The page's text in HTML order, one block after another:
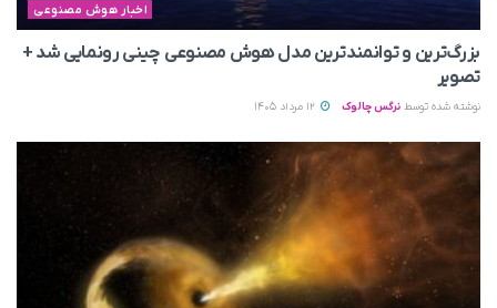
اخبار هوش مصنوعی
بزرگ‌ترین و توانمندترین مدل هوش مصنوعی چینی رونمایی شد +
تصویر
نوشته شده توسط نرگس چالوک